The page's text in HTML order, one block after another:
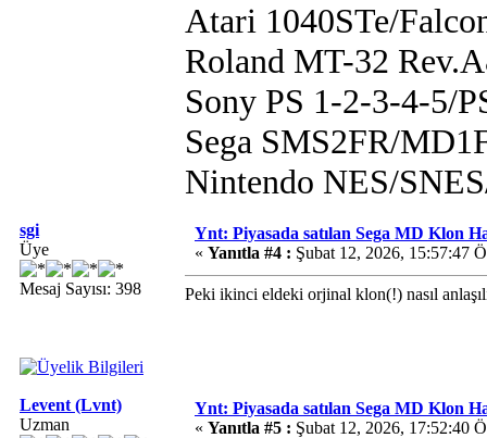
Atari 1040STe/
Roland MT-32
Sony PS 1-2-3-4-5/
Sega SMS2FR/
Nintendo NES/
sgi
Üye
Mesaj Sayısı: 398
Ynt: Piyasada satılan Sega MD Klon
« Yanıtla #4 : Şubat 12, 2026, 15:57:47
Peki ikinci eldeki orjinal klon(!) nasıl
Levent (Lvnt)
Uzman
Ynt: Piyasada satılan Sega MD Klon
« Yanıtla #5 : Şubat 12, 2026, 17:52:40